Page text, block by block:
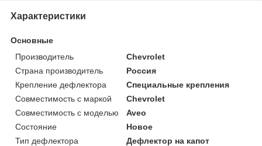
Характеристики
Основные
Производитель
Chevrolet
Страна производитель
Россия
Крепление дефлектора
Специальные крепления
Совместимость с маркой
Chevrolet
Совместимость с моделью
Aveo
Состояние
Новое
Тип дефлектора
Дефлектор на капот